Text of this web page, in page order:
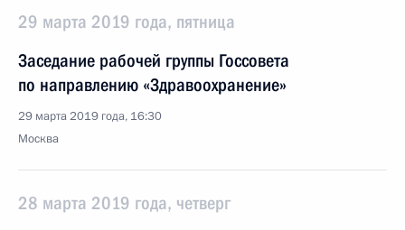
29 марта 2019 года, пятница
Заседание рабочей группы Госсовета
по направлению «Здравоохранение»
29 марта 2019 года, 16:30
Москва
28 марта 2019 года, четверг